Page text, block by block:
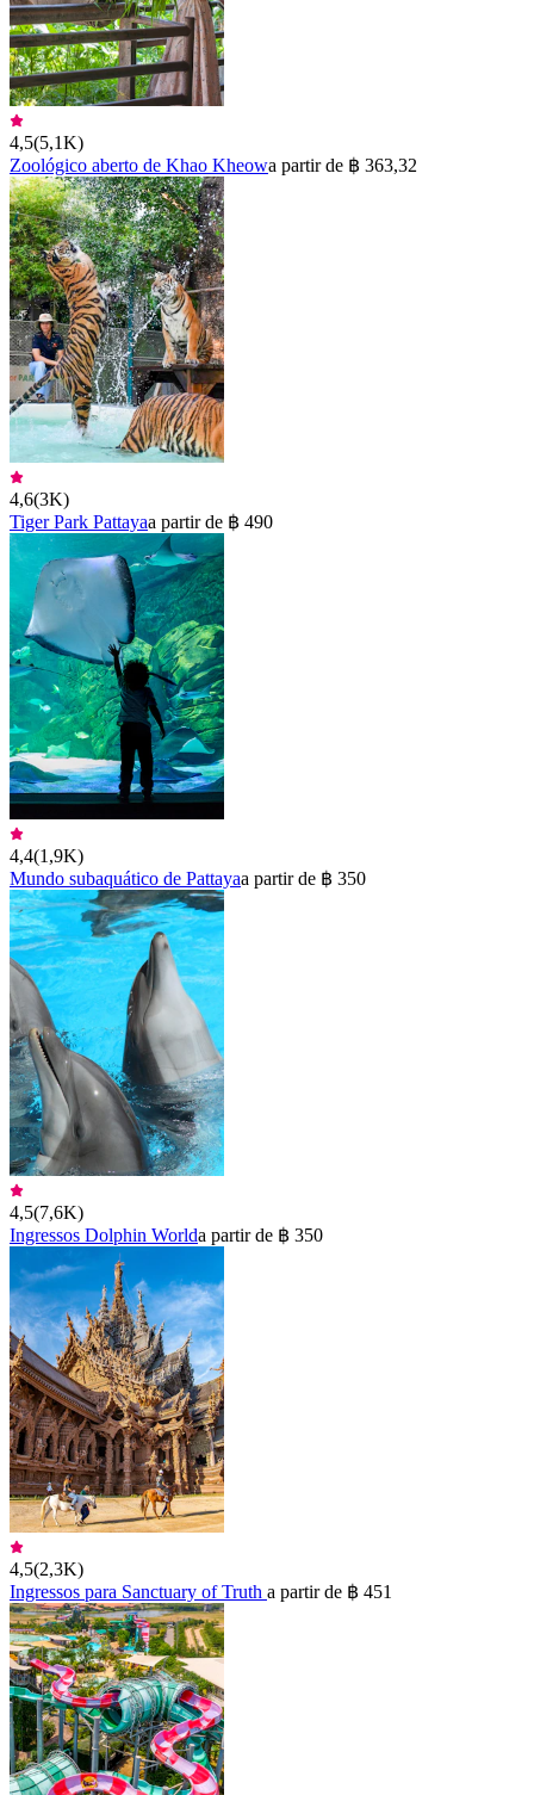
4,5(5,1K)
Zoológico aberto de Khao Kheowa partir de ฿ 363,32
4,6(3K)
Tiger Park Pattayaa partir de ฿ 490
4,4(1,9K)
Mundo subaquático de Pattayaa partir de ฿ 350
4,5(7,6K)
Ingressos Dolphin Worlda partir de ฿ 350
4,5(2,3K)
Ingressos para Sanctuary of Truth a partir de ฿ 451